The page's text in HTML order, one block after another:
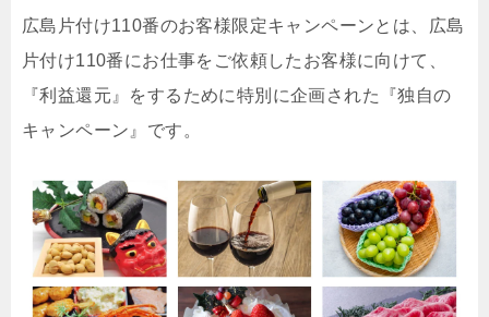
広島片付け110番のお客様限定キャンペーンとは、広島
片付け110番にお仕事をご依頼したお客様に向けて、
『利益還元』をするために特別に企画された『独自の
キャンペーン』です。